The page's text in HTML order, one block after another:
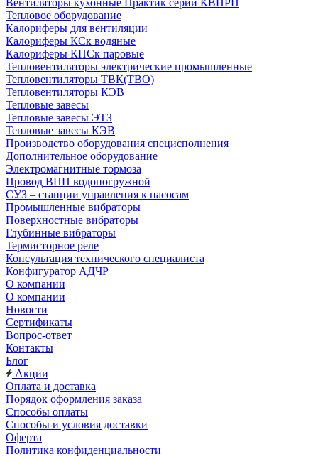
Вентиляторы кухонные Практик серии КВПРП
Тепловое оборудование
Калориферы для вентиляции
Калориферы КСк водяные
Калориферы КПСк паровые
Тепловентиляторы электрические промышленные
Тепловентиляторы ТВК(ТВО)
Тепловентиляторы КЭВ
Тепловые завесы
Тепловые завесы ЭТЗ
Тепловые завесы КЭВ
Производство оборудования специсполнения
Дополнительное оборудование
Электромагнитные тормоза
Провод ВПП водопогружной
СУЗ – станции управления к насосам
Промышленные вибраторы
Поверхностные вибраторы
Глубинные вибраторы
Термисторное реле
Консультация технического специалиста
Конфигуратор АДЧР
О компании
О компании
Новости
Сертификаты
Вопрос-ответ
Контакты
Блог
Акции
Оплата и доставка
Порядок оформления заказа
Способы оплаты
Способы и условия доставки
Оферта
Политика конфиденциальности